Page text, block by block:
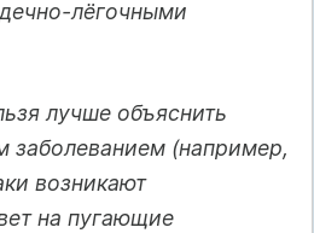
лёгочными
лучше объяснить
заболеванием (например,
возникают
на пугающие